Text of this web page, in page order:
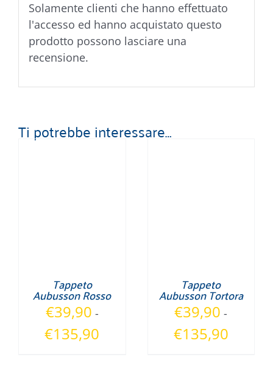
Solamente clienti che hanno effettuato
l'accesso ed hanno acquistato questo
prodotto possono lasciare una
recensione.
Ti potrebbe interessare…
Tappeto
Aubusson Rosso
€39,90 -
€135,90
Tappeto
Aubusson Tortora
€39,90 -
€135,90Fascia